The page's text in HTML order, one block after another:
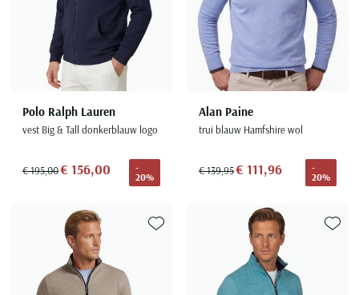
Polo Ralph Lauren
vest Big & Tall donkerblauw logo
€ 195,00€ 156,00
-
20%
Alan Paine
trui blauw Hamfshire wol
€ 139,95€ 111,96
-
20%
Toevoegen aan favorieten